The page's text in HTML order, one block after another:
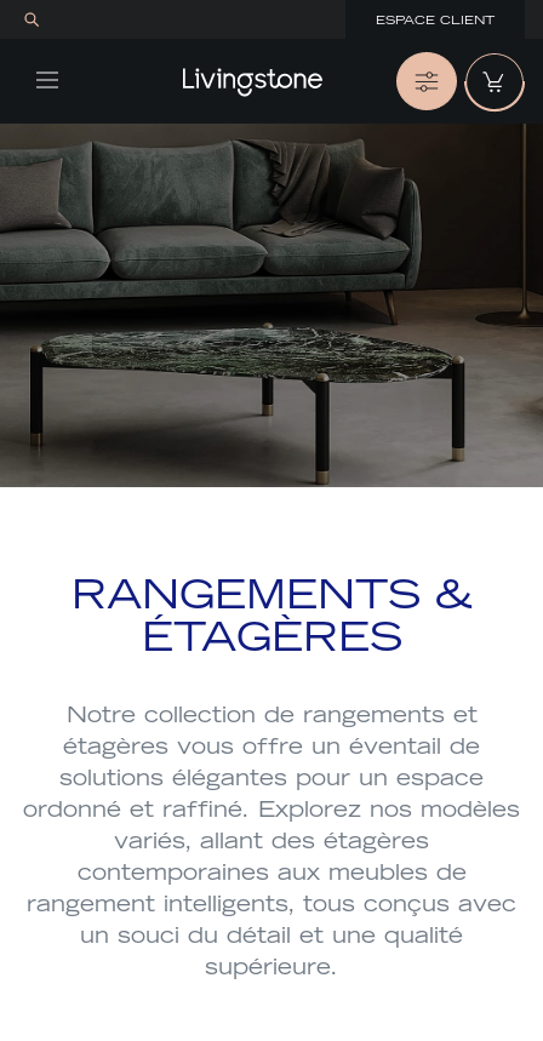
ESPACE CLIENT
RANGEMENTS &
ÉTAGÈRES
Notre collection de rangements et
étagères vous offre un éventail de
solutions élégantes pour un espace
ordonné et raffiné. Explorez nos modèles
variés, allant des étagères
contemporaines aux meubles de
rangement intelligents, tous conçus avec
un souci du détail et une qualité
supérieure.